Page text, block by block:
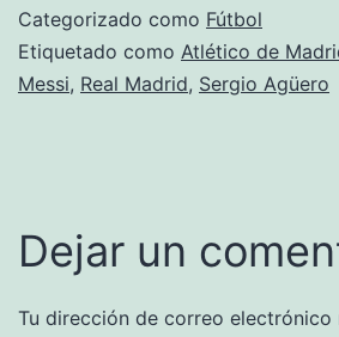
Categorizado como Fútbol
Etiquetado como Atlético de
Messi, Real Madrid, Sergio Agüero
Dejar un
Tu dirección de correo electrónico